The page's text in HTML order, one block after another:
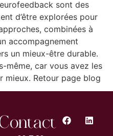
sont des
d’être explorées pour
combinées à
accompagnement
un mieux-être durable.
même, car vous avez les
mieux. Retour page blog